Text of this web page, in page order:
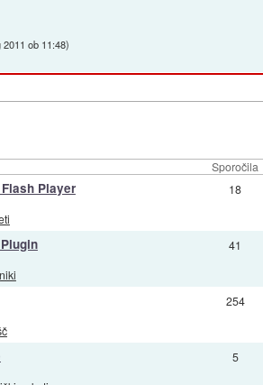
2011 ob 11:48)
Sporočila
Player 18
41
254
5